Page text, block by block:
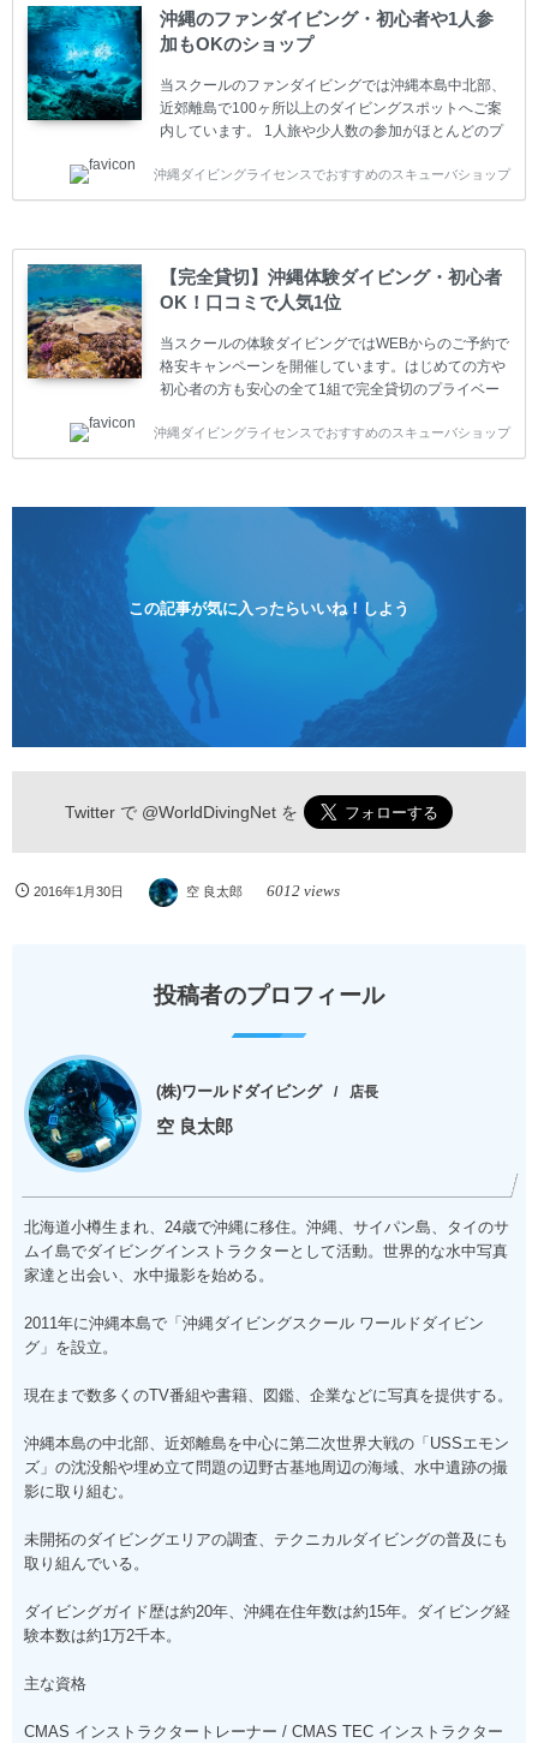
は年間を通じてキャンペーンを行っています。 ベーシ
ックダイバー(Cカード) 1日間+eラーニング 最安値キ
ャンペーン ￥22800(税込) ￥16800(税込) 器材 / 送
迎 / 保険 / 全て込み ダイビング...
沖縄のファンダイビング・初心者や1人参
加もOKのショップ
当スクールのファンダイビングでは沖縄本島中北部、
近郊離島で100ヶ所以上のダイビングスポットへご案
内しています。 1人旅や少人数の参加がほとんどのプ
の方も安心して楽しめるようにリフレッシュダイビン
グコースもご用意しています。お1人様も初心者の方
イセンスを取得したお客様、ファンダイビングのリピ
ーター様はファンダイビングの全てのコース費が
10%OFF、フル器材レンタルが50%OFFになります。
沖縄本島周辺ビーチ・ファンダイビング ￥13800(税
込)【 2ビーチ 】 ウエイト / タンク / 送迎...
沖縄ダイビングライセンスでおすすめのスキューバショップ
【完全貸切】沖縄体験ダイビング・初心者
OK！口コミで人気1位
当スクールの体験ダイビングではWEBからのご予約で
格安キャンペーンを開催しています。はじめての方や
初心者の方も安心の全て1組で完全貸切のプライベー
1人様から気軽にご参加ください。 全てのコースで高
画質の記念撮影&水中撮影付きです。初心者の方やダ
す。 沖縄本島周辺ビーチ・体験ダイビング 格安キャ
ンペーン！！￥16800 ￥11800(税込) 器材 / 送迎 / 保
険 / 全て込み ダイビングがはじめての方や初心者でも
気軽に体験できる半日のコース。沖縄本島のビーチか
らのんびりダイビングを楽しめます...
沖縄ダイビングライセンスでおすすめのスキューバショップ
この記事が気に入ったらいいね！しよう
Twitter で @WorldDivingNetを
2016年1月30日 空 良太郎 6012 views
投稿者のプロフィール
(株)ワールドダイビング 店長
空 良太郎
北海道小樽生まれ、24歳で沖縄に移住。沖縄、サイパン島、タイのサ
ムイ島でダイビングインストラクターとして活動。世界的な水中写真
家達と出会い、水中撮影を始める。
2011年に沖縄本島で「沖縄ダイビングスクール ワールドダイビン
グ」を設立。
現在まで数多くのTV番組や書籍、図鑑、企業などに写真を提供する。
沖縄本島の中北部、近郊離島を中心に第二次世界大戦の「USSエモン
ズ」の沈没船や埋め立て問題の辺野古基地周辺の海域、水中遺跡の撮
影に取り組む。
未開拓のダイビングエリアの調査、テクニカルダイビングの普及にも
取り組んでいる。
ダイビングガイド歴は約20年、沖縄在住年数は約15年。ダイビング経
験本数は約1万2千本。
主な資格
CMAS インストラクタートレーナー / CMAS TEC インストラクター